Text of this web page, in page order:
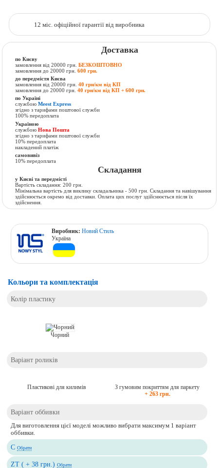
12 міс. офіційної гарантії від виробника
Доставка
по Києву
замовлення від 20000 грн.БЕЗКОШТОВНО
замовлення до 20000 грн.600 грн.
до передмістя Києва
замовлення від 20000 грн.40 грн/км від КП
замовлення до 20000 грн.40 грн/км від КП + 600 грн.
по Україні
службоюMeest Express
згідно з тарифами поштової служби
100% передоплата
Україною
службоюНова Пошта
згідно з тарифами поштової служби
10% передоплата
накладений платіж
самовивіз
10% передоплата
Складання
у Києві та передмісті
Вартість складання: 200 грн.
Мінімальна вартість для виклику складальника - 500 грн. Складання та навішування
здійснюється окремо від доставки. Оплата цих послуг здійснюється після їх
здійснення.
Виробник:Новий Стиль
Україна
Кольори та комплектація
Колір пластику
Чорний
Варіант роликів
Пластикові для килимів
З гумовим покриттям для паркету
+ 263 грн.
Варіант оббивки
Для виготовлення цієї моделі можливо вибрати максимум 1 варіант
оббивки.
CОбрати
ZT ( + 38 грн.)Обрати